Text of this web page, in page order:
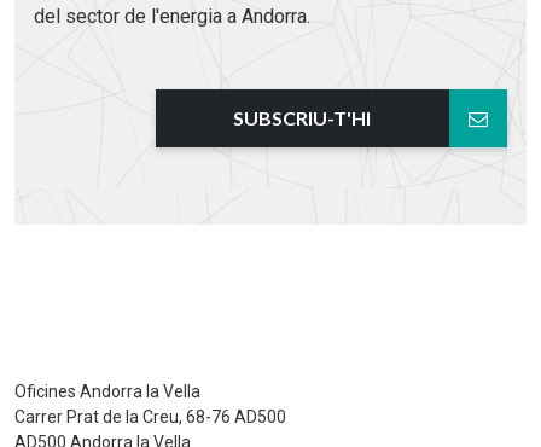
del sector de l'energia a Andorra.
SUBSCRIU-T'HI
Oficines Andorra la Vella
Carrer Prat de la Creu, 68-76 AD500
AD500 Andorra la Vella